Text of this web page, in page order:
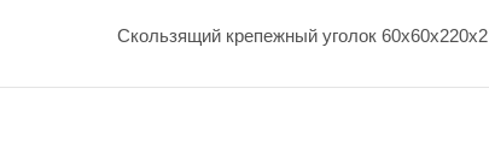
Скользящий крепежный уголок 60х60х220х2